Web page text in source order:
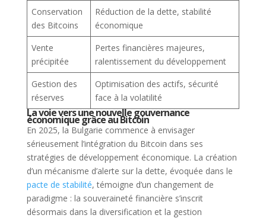
Conservation
des Bitcoins
Réduction de la dette, stabilité
économique
Vente
précipitée
Pertes financières majeures,
ralentissement du développement
Gestion des
réserves
Optimisation des actifs, sécurité
face à la volatilité
La voie vers une nouvelle gouvernance
économique grâce au Bitcoin
En 2025, la Bulgarie commence à envisager
sérieusement l’intégration du Bitcoin dans ses
stratégies de développement économique. La création
d’un mécanisme d’alerte sur la dette, évoquée dans le
pacte de stabilité, témoigne d’un changement de
paradigme : la souveraineté financière s’inscrit
désormais dans la diversification et la gestion